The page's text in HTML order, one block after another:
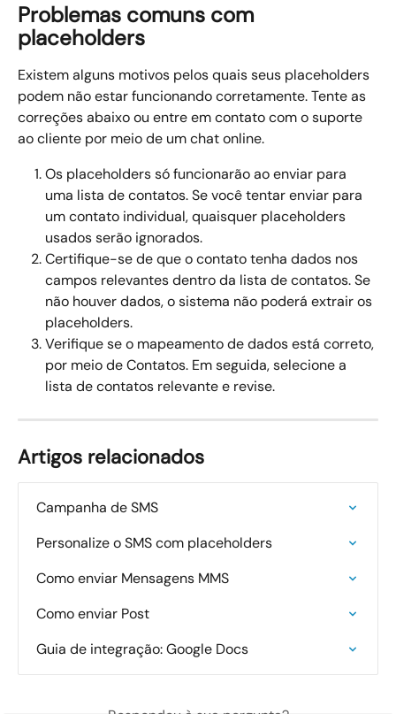
Problemas comuns com
placeholders
Existem alguns motivos pelos quais seus placeholders
podem não estar funcionando corretamente. Tente as
correções abaixo ou entre em contato com o suporte
ao cliente por meio de um chat online.
Os placeholders só funcionarão ao enviar para
uma lista de contatos. Se você tentar enviar para
um contato individual, quaisquer placeholders
usados serão ignorados.
Certifique-se de que o contato tenha dados nos
campos relevantes dentro da lista de contatos. Se
não houver dados, o sistema não poderá extrair os
placeholders.
Verifique se o mapeamento de dados está correto,
por meio de Contatos. Em seguida, selecione a
lista de contatos relevante e revise.
Artigos relacionados
Campanha de SMS
Personalize o SMS com placeholders
Como enviar Mensagens MMS
Como enviar Post
Guia de integração: Google Docs